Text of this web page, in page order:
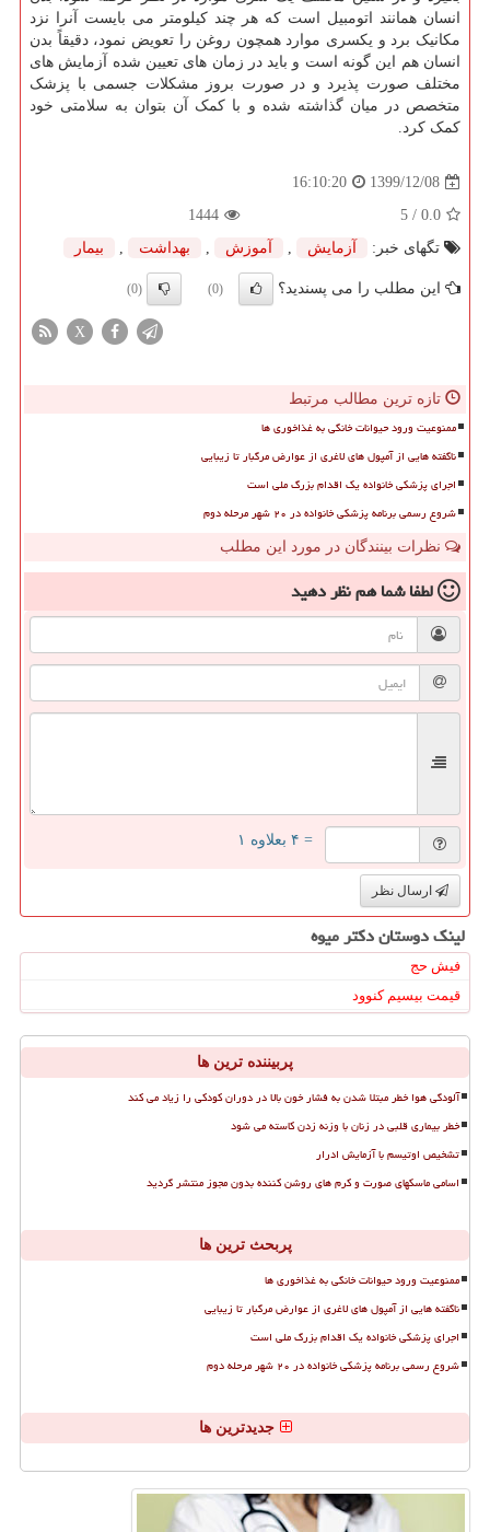
انسان همانند اتومبیل است که هر چند کیلومتر می بایست آنرا نزد
مکانیک برد و یکسری موارد همچون روغن را تعویض نمود، دقیقاً بدن
انسان هم این گونه است و باید در زمان های تعیین شده آزمایش های
مختلف صورت پذیرد و در صورت بروز مشکلات جسمی با پزشک
متخصص در میان گذاشته شده و با کمک آن بتوان به سلامتی خود
کمک کرد.
1399/12/08
16:10:20
0.0
/ 5
1444
تگهای خبر:
آزمایش , آموزش , بهداشت , بیمار
این مطلب را می پسندید؟ (0)
(0)
X
تازه ترین مطالب مرتبط
ممنوعیت ورود حیوانات خانگی به غذاخوری ها
ناگفته هایی از آمپول های لاغری از عوارض مرگبار تا زیبایی
اجرای پزشکی خانواده یک اقدام بزرگ ملی است
شروع رسمی برنامه پزشکی خانواده در ۲۰ شهر مرحله دوم
نظرات بینندگان در مورد این مطلب
لطفا شما همنظر دهید
= ۴ بعلاوه ۱
ارسال نظر
لینک دوستان دكتر میوه
فیش حج
قیمت بیسیم کنوود
پربیننده ترین ها
آلودگی هوا خطر مبتلا شدن به فشار خون بالا در دوران کودکی را زیاد می کند
خطر بیماری قلبی در زنان با وزنه زدن کاسته می شود
تشخیص اوتیسم با آزمایش ادرار
اسامی ماسکهای صورت و کرم های روشن کننده بدون مجوز منتشر گردید
پربحث ترین ها
ممنوعیت ورود حیوانات خانگی به غذاخوری ها
ناگفته هایی از آمپول های لاغری از عوارض مرگبار تا زیبایی
اجرای پزشکی خانواده یک اقدام بزرگ ملی است
شروع رسمی برنامه پزشکی خانواده در ۲۰ شهر مرحله دوم
جدیدترین ها